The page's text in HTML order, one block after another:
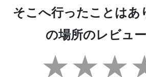
そこへ行ったことはあ
の場所のレビュ